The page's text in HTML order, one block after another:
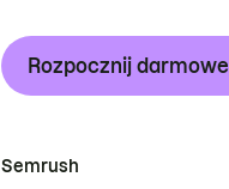
Rozpocznij
Semrush